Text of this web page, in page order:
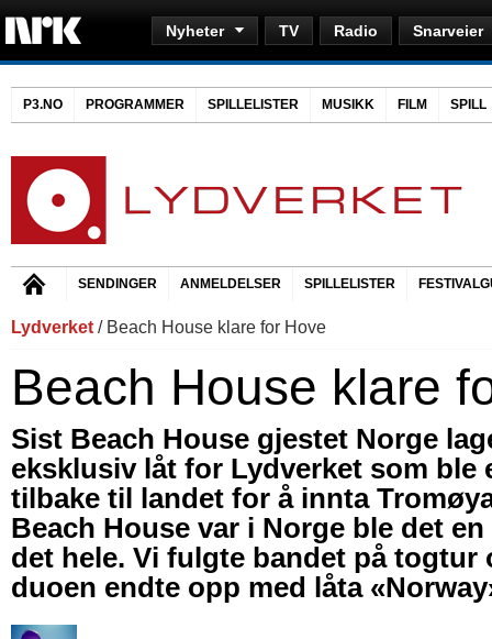
Nyheter TV Radio Snarveier
P3.NO PROGRAMMER SPILLELISTER MUSIKK FILM SPILL
SENDINGER ANMELDELSER SPILLELISTER
Lydverket / Beach House klare for Hove
Beach House klare
Sist Beach House gjestet Norge
eksklusiv låt for Lydverket som ble
tilbake til landet for å innta
Beach House var i Norge ble det
det hele. Vi fulgte bandet på togtur
duoen endte opp med låta